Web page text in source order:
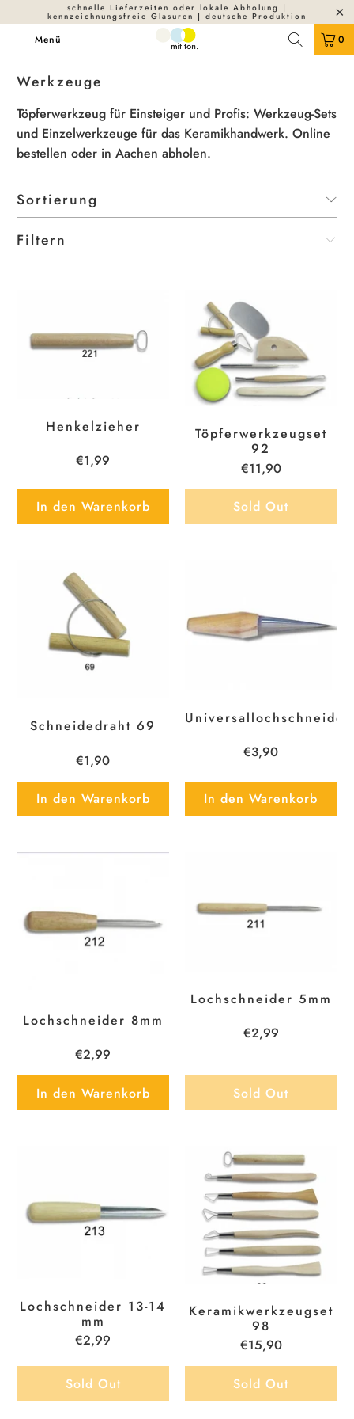
schnelle Lieferzeiten oder lokale Abholung |
kennzeichnungsfreie Glasuren | deutsche Produktion
Menü 0
Werkzeuge
Töpferwerkzeug für Einsteiger und Profis: Werkzeug-Sets
und Einzelwerkzeuge für das Keramikhandwerk. Online
bestellen oder in Aachen abholen.
Filtern
Henkelzieher
€1,99
In den Warenkorb
Töpferwerkzeugset
92
€11,90
Sold Out
Schneidedraht 69
€1,90
In den Warenkorb
Universallochschneider
€3,90
In den Warenkorb
Lochschneider 8mm
€2,99
In den Warenkorb
Lochschneider 5mm
€2,99
Sold Out
Lochschneider 13-14
mm
€2,99
Sold Out
Keramikwerkzeugset
98
€15,90
Sold Out